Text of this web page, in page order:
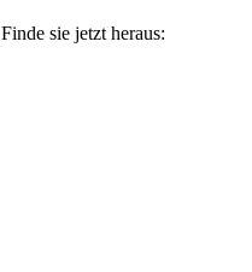
Finde sie jetzt heraus: